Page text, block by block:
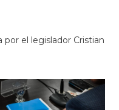
el legislador Cristian